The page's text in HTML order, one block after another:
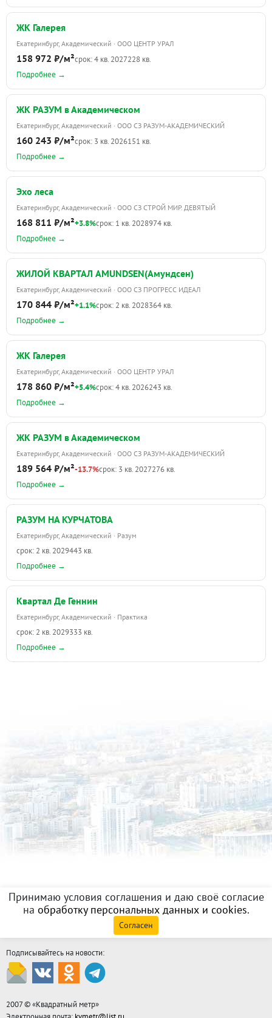
ЖК Галерея
Екатеринбург, Академический · ООО ЦЕНТР УРАЛ
158 972 ₽/м²срок: 4 кв. 2027228 кв.
Подробнее →
ЖК РАЗУМ в Академическом
Екатеринбург, Академический · ООО СЗ РАЗУМ-АКАДЕМИЧЕСКИЙ
160 243 ₽/м²срок: 3 кв. 2026151 кв.
Подробнее →
Эхо леса
Екатеринбург, Академический · ООО СЗ СТРОЙ МИР. ДЕВЯТЫЙ
168 811 ₽/м²+3.8%срок: 1 кв. 2028974 кв.
Подробнее →
ЖИЛОЙ КВАРТАЛ AMUNDSEN(Амундсен)
Екатеринбург, Академический · ООО СЗ ПРОГРЕСС ИДЕАЛ
170 844 ₽/м²+1.1%срок: 2 кв. 2028364 кв.
Подробнее →
ЖК Галерея
Екатеринбург, Академический · ООО ЦЕНТР УРАЛ
178 860 ₽/м²+5.4%срок: 4 кв. 2026243 кв.
Подробнее →
ЖК РАЗУМ в Академическом
Екатеринбург, Академический · ООО СЗ РАЗУМ-АКАДЕМИЧЕСКИЙ
189 564 ₽/м²-13.7%срок: 3 кв. 2027276 кв.
Подробнее →
РАЗУМ НА КУРЧАТОВА
Екатеринбург, Академический · Разум
срок: 2 кв. 2029443 кв.
Подробнее →
Квартал Де Геннин
Екатеринбург, Академический · Практика
срок: 2 кв. 2029333 кв.
Подробнее →
Принимаю условия соглашения и даю своё согласие
на обработку персональных данных и cookies.
Согласен
Подписывайтесь на новости:
2007 © «Квадратный метр»